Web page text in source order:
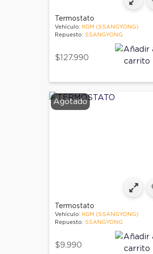
Termostato
Vehículo: KGM (SSANGYONG)
Repuesto: SSANGYONG
$127.990
Agotado
Termostato
Vehículo: KGM (SSANGYONG)
Repuesto: SSANGYONG
$9.990